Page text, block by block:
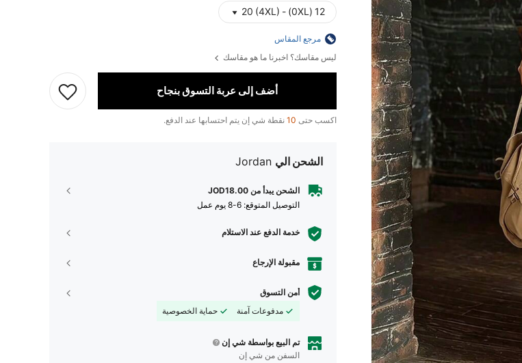
12 (0XL) - 20 (4XL)
مرجع المقاس
ليس مقاسك؟ اخبرنا ما هو مقاسك
أضف إلى عربة التسوق بنجاح
اكسب حتى 10 نقطة شي إن يتم احتسابها عند الدفع.
الشحن الي Jordan
الشحن يبدأ من JOD18.00
التوصيل المتوقع: 6-8 يوم عمل
خدمة الدفع عند الاستلام
مقبولة الإرجاع
أمن التسوق
مدفوعات آمنة
حماية الخصوصية
تم البيع بواسطة شي إن
السفن من شي إن